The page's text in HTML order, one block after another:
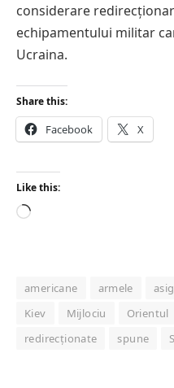
considerare
echipamentului militar
Ucraina.
Share this:
Facebook X
Like this:
Loading…
americane armele
Kiev
Mijlociu Orientul
redirecționate
spune